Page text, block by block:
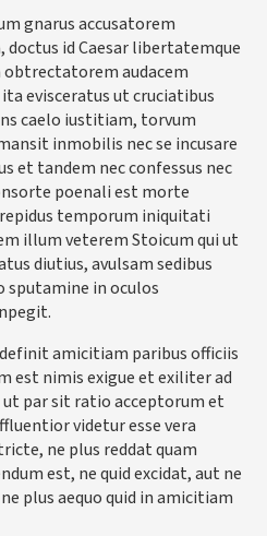
gnarus accusatorem
id Caesar libertatemque
audacem
evisceratus ut cruciatibus
caelo iustitiam, torvum
inmobilis nec se incusare
et tandem nec confessus nec
poenali est morte
temporum iniquitati
illum veterem Stoicum qui ut
diutius, avulsam sedibus
sputamine in oculos
amicitiam paribus officiis
est nimis exigue et exiliter ad
par sit ratio acceptorum et
videtur esse vera
ne plus reddat quam
est, ne quid excidat, aut ne
plus aequo quid in amicitiam